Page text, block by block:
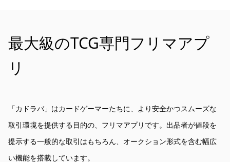
最大級のTCG専門フリマアプ
リ
「カドラバ」はカードゲーマーたちに、より安全かつスムーズな
取引環境を提供する目的の、フリマアプリです。出品者が値段を
提示する一般的な取引はもちろん、オークション形式を含む幅広
い機能を搭載しています。